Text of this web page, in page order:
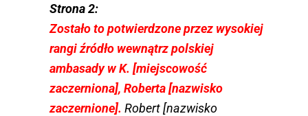
Strona 2:
Zostało to potwierdzone przez wysokiej
rangi źródło wewnątrz polskiej
ambasady w K. [miejscowość
zaczerniona], Roberta [nazwisko
zaczernione]. Robert [nazwisko